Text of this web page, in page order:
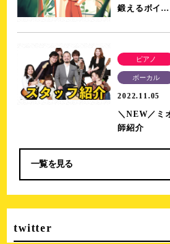
鍛えるボイ...
ピアノ
ボーカル
2022.11.05
＼NEW／ミ
師紹介
一覧を見る
twitter